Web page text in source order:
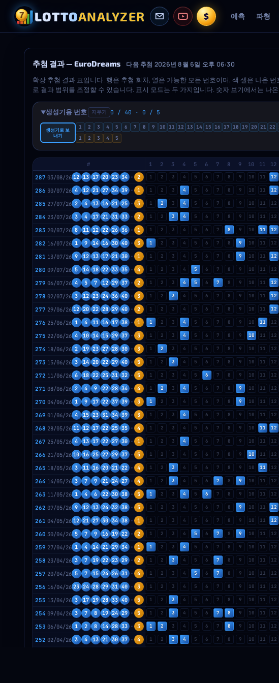
LOTTOANALYZER $ 예측 파형
추첨 결과 — EuroDreams 다음 추첨 2026년 8월 6일 오후 06:30
확장 추첨 결과 표입니다. 행은 추첨 회차, 열은 가능한 모든 번호이며, 색 셀은 나온
로 결과 범위를 조정할 수 있습니다. 표시 모드는 두 가지입니다. 숫자 보기에서는 나
다. Columns 버튼은 10개 번호마다 세로 가이드를 켜고 끄며, Info 버튼은 왼쪽 열을
환합니다.
▶생성기용 번호 지우기 0 / 40 · 0 / 5
생성기로 보
내기
1 2 3 4 5 6 7 8 9 10 11 12 13 14 15 16 17 18 19 20 21 22
1
2 3 4 5
# 1 2 3 4 5 6 7 8 9 10 11 12
287 03/08/26 12 13 17 20 23 34 2 1 2 3 4 5 6 7 8 9 10 11 12
286 30/07/26 4 12 21 27 34 39 1 1 2 3 4 5 6 7 8 9 10 11 12
285 27/07/26 2 4 13 16 21 25 3 1 2 3 4 5 6 7 8 9 10 11 12
284 23/07/26 3 4 17 21 31 33 2 1 2 3 4 5 6 7 8 9 10 11 12
283 20/07/26 8 11 12 22 26 36 1 1 2 3 4 5 6 7 8 9 10 11 12
282 16/07/26 1 9 14 16 30 40 3 1 2 3 4 5 6 7 8 9 10 11 12
281 13/07/26 9 12 13 17 21 30 1 1 2 3 4 5 6 7 8 9 10 11 12
280 09/07/26 5 14 18 22 33 35 4 1 2 3 4 5 6 7 8 9 10 11 12
279 06/07/26 4 5 7 12 29 37 2 1 2 3 4 5 6 7 8 9 10 11 12
278 02/07/26 3 12 23 24 36 40 3 1 2 3 4 5 6 7 8 9 10 11 12
277 29/06/26 12 20 22 28 29 40 2 1 2 3 4 5 6 7 8 9 10 11 12
276 25/06/26 1 4 11 16 17 38 1 1 2 3 4 5 6 7 8 9 10 11 12
275 22/06/26 4 10 14 15 29 37 3 1 2 3 4 5 6 7 8 9 10 11 12
274 18/06/26 2 19 23 27 28 30 3 1 2 3 4 5 6 7 8 9 10 11 12
273 15/06/26 3 14 20 22 29 40 5 1 2 3 4 5 6 7 8 9 10 11 12
272 11/06/26 6 18 22 25 31 32 5 1 2 3 4 5 6 7 8 9 10 11 12
271 08/06/26 2 4 9 22 28 34 4 1 2 3 4 5 6 7 8 9 10 11 12
270 04/06/26 1 9 17 22 37 39 3 1 2 3 4 5 6 7 8 9 10 11 12
269 01/06/26 4 15 23 31 34 39 3 1 2 3 4 5 6 7 8 9 10 11 12
268 28/05/26 11 12 17 22 25 35 4 1 2 3 4 5 6 7 8 9 10 11 12
267 25/05/26 4 13 17 22 27 30 1 1 2 3 4 5 6 7 8 9 10 11 12
266 21/05/26 10 16 25 27 29 37 5 1 2 3 4 5 6 7 8 9 10 11 12
265 18/05/26 3 11 16 20 21 22 4 1 2 3 4 5 6 7 8 9 10 11 12
264 14/05/26 3 7 9 21 24 27 4 1 2 3 4 5 6 7 8 9 10 11 12
263 11/05/26 1 4 6 22 30 38 5 1 2 3 4 5 6 7 8 9 10 11 12
262 07/05/26 9 12 13 24 32 38 5 1 2 3 4 5 6 7 8 9 10 11 12
261 04/05/26 12 21 27 30 34 38 1 1 2 3 4 5 6 7 8 9 10 11 12
260 30/04/26 5 7 9 16 19 22 2 1 2 3 4 5 6 7 8 9 10 11 12
259 27/04/26 1 4 14 21 29 34 1 1 2 3 4 5 6 7 8 9 10 11 12
258 23/04/26 3 7 19 22 23 29 2 1 2 3 4 5 6 7 8 9 10 11 12
257 20/04/26 5 7 15 24 26 31 4 1 2 3 4 5 6 7 8 9 10 11 12
256 16/04/26 23 24 28 29 31 40 3 1 2 3 4 5 6 7 8 9 10 11 12
255 13/04/26 3 17 19 28 33 40 5 1 2 3 4 5 6 7 8 9 10 11 12
254 09/04/26 3 7 8 19 24 29 5 1 2 3 4 5 6 7 8 9 10 11 12
253 06/04/26 1 2 8 14 28 33 3 1 2 3 4 5 6 7 8 9 10 11 12
252 02/04/26 3 4 13 21 30 37 4 1 2 3 4 5 6 7 8 9 10 11 12